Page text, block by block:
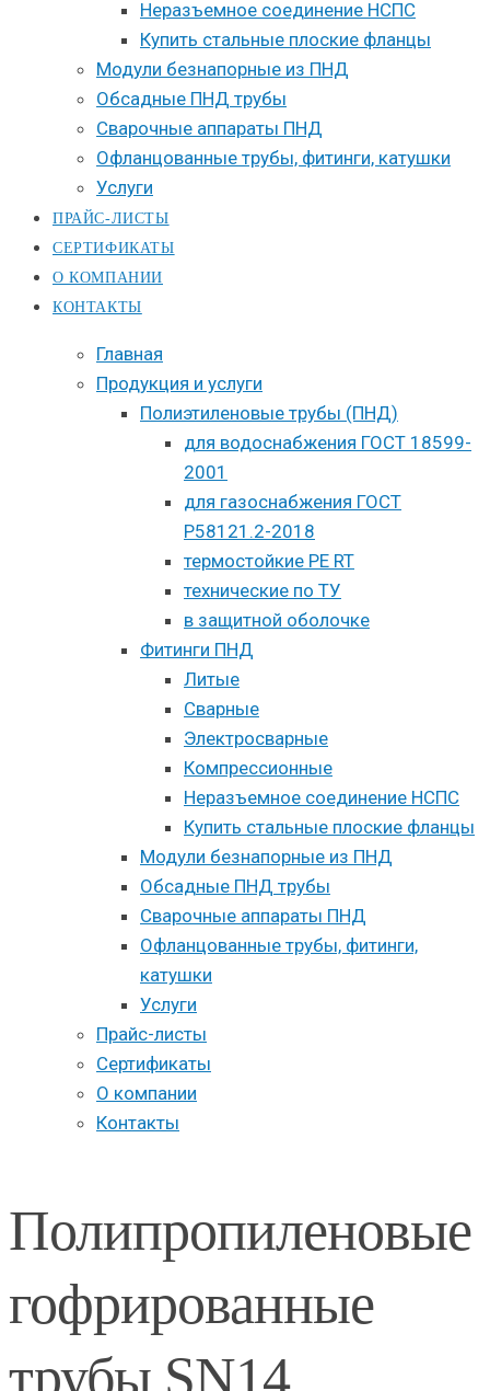
Неразъемное соединение НСПС
Купить стальные плоские фланцы
Модули безнапорные из ПНД
Обсадные ПНД трубы
Сварочные аппараты ПНД
Офланцованные трубы, фитинги, катушки
Услуги
ПРАЙС-ЛИСТЫ
СЕРТИФИКАТЫ
О КОМПАНИИ
КОНТАКТЫ
Главная
Продукция и услуги
Полиэтиленовые трубы (ПНД)
для водоснабжения ГОСТ 18599-
2001
для газоснабжения ГОСТ
Р58121.2-2018
термостойкие PE RT
технические по ТУ
в защитной оболочке
Фитинги ПНД
Литые
Сварные
Электросварные
Компрессионные
Неразъемное соединение НСПС
Купить стальные плоские фланцы
Модули безнапорные из ПНД
Обсадные ПНД трубы
Сварочные аппараты ПНД
Офланцованные трубы, фитинги,
катушки
Услуги
Прайс-листы
Сертификаты
О компании
Контакты
Полипропиленовые
гофрированные
трубы SN14